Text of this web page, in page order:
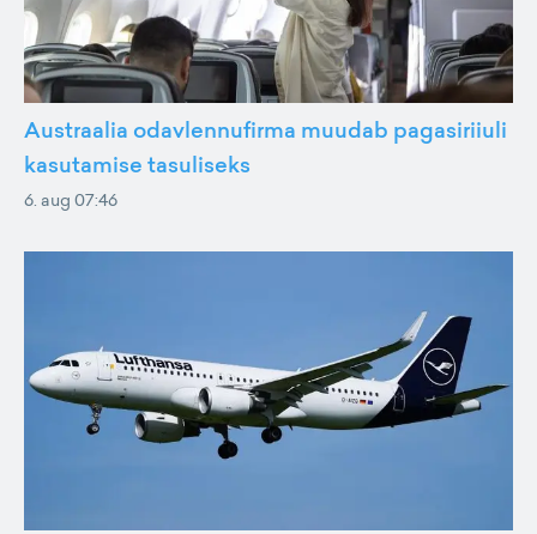
Austraalia odavlennufirma muudab pagasiriiuli
kasutamise tasuliseks
6. aug 07:46